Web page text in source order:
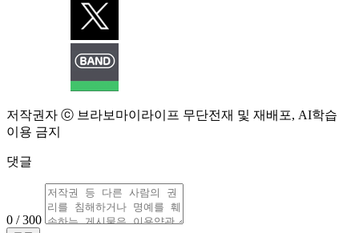
저작권자 ⓒ 브라보마이라이프 무단전재 및 재배포, AI학습
이용 금지
댓글
0 / 300